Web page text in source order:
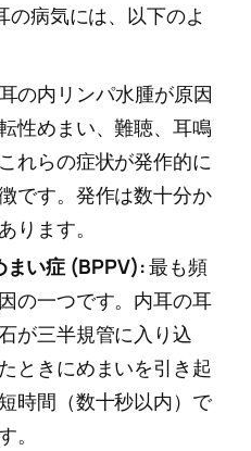
病気には、以下のよ
の内リンパ水腫が原因
性めまい、難聴、耳鳴
れらの症状が発作的に
です。発作は数十分か
ります。
まい症 (BPPV):最も頻
の一つです。内耳の耳
が三半規管に入り込
ときにめまいを引き起
時間（数十秒以内）で
。